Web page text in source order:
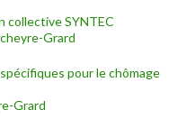
collective SYNTEC
Grard
pour le chômage
Grard